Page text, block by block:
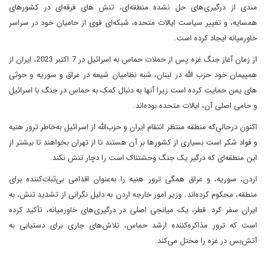
مندی از درگیری‌های حل نشده منطقه‌ای، تنش های فرقه‌ای در کشورهای
همسایه، و تغییر سیاست ایالات متحده، شبکه‌ای قوی از حامیان خود در سراسر
خاورمیانه ایجاد کرده است.
از زمان آغاز جنگ غزه پس از حملات حماس به اسرائیل در 7 اکتبر 2023، ایران از
همپیمان خود حزب الله در لبنان، شبه نظامیان شیعه در عراق و سوریه و حوثی
های یمن حمایت کرده است زیرا آنها به دنبال کمک به حماس در جنگ با اسرائیل
و حامی اصلی آن، ایالات متحده بوده‌اند.
اکنون درحالی‌که منطقه منتظر انتقام ایران و حزب‌الله از اسرائیل به‌خاطر ترور هنیه
و فواد شکر است بسیاری از کشورها بر آن هستند تا از تهران بخواهند تا بیشتر از
این منطقه‌ای که درگیر یک جنگ وحشتناک است را دچار تنش نکند.
اردن، سوریه، و عراق همگی ترور هنیه را به‌عنوان اقدامی بی‌ثبات‌کننده برای
منطقه، محکوم کرده‌اند. وزیر امور خارجه اردن به دلیل نگرانی از تشدید تنش، به
ایران سفر کرد. قطر، یک میانجی اصلی در درگیری‌های خاورمیانه، تأکید کرده
است که ترور مذاکره‌کننده ارشد حماس، تلاش‌های جاری برای دستیابی به
آتش‌بس در غزه را مختل می‌کند.